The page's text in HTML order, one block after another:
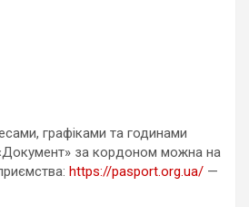
графіками та годинами
за кордоном можна на
https://pasport.org.ua/ —